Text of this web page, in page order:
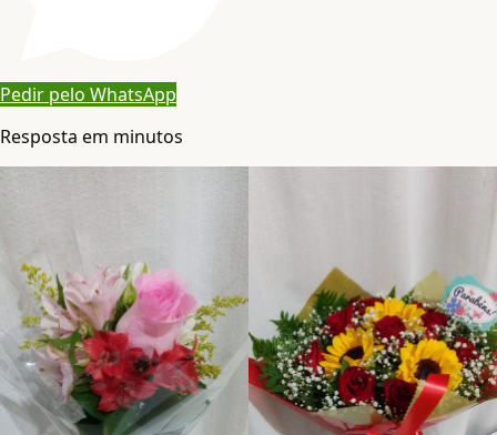
Pedir pelo WhatsApp
Resposta em minutos